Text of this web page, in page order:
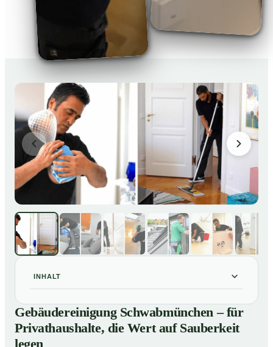
INHALT
01Gebäudereinigung Schwabmünchen – für
Privathaushalte, die Wert auf Sauberkeit legen
Gebäudereinigung Schwabmünchen – für
Privathaushalte, die Wert auf Sauberkeit
legen